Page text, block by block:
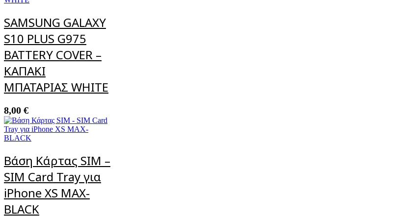
SAMSUNG GALAXY
S10 PLUS G975
BATTERY COVER –
ΚΑΠΑΚΙ
ΜΠΑΤΑΡΙΑΣ WHITE
8,00 €
Βάση Κάρτας SIM –
SIM Card Tray για
iPhone XS MAX-
BLACK